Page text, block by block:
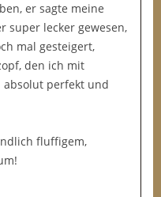
er sagte meine
super lecker gewesen,
mal gesteigert,
den ich mit
absolut perfekt und
fluffigem,